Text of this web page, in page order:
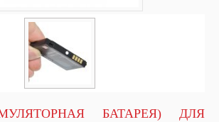
БАТАРЕЯ) ДЛЯ